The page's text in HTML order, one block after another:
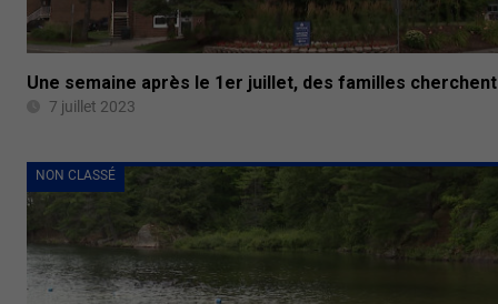
Une semaine après le 1er juillet, des familles
7 juillet 2023
NON CLASSÉ